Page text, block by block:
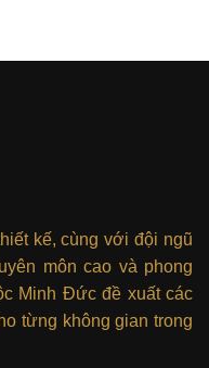
kế, cùng với đội ngũ
môn cao và phong
Minh Đức đề xuất các
từng không gian trong